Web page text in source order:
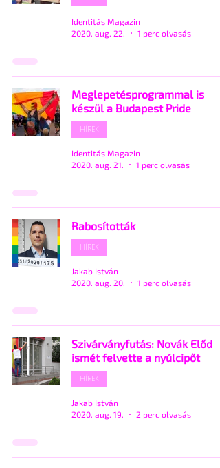
Identitás Magazin
2020. aug. 22.
1 perc olvasás
Meglepetésprogrammal is
készül a Budapest Pride
HÍREK
Identitás Magazin
2020. aug. 21.
1 perc olvasás
Rabosították
HÍREK
Jakab István
2020. aug. 20.
1 perc olvasás
Szivárványfutás: Novák Előd
ismét felvette a nyúlcipőt
HÍREK
Jakab István
2020. aug. 19.
2 perc olvasás